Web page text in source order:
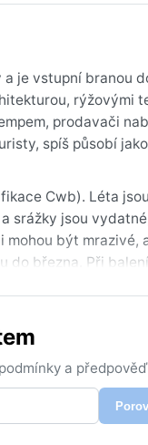
je vstupní branou
rýžovými
prodavači
spíš působí
Cwb). Léta
srážky jsou
být
do března. Při
úkazem je
v nižších
bezpečnou
a